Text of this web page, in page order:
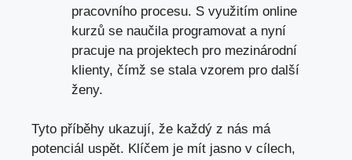
pracovního procesu. S využitím online
kurzů se naučila programovat a nyní
pracuje‍ na projektech pro mezinárodní
klienty, čímž se stala vzorem pro další
ženy.
Tyto příběhy ⁢ukazují, ⁤že ⁢každý z nás⁢ má
potenciál uspět. Klíčem je mít jasno v cílech,